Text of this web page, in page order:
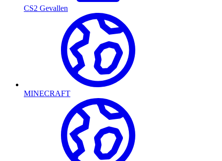
CS2 Gevallen
MINECRAFT